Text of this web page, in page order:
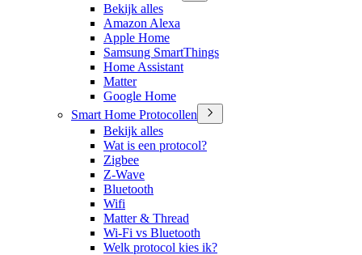
Bekijk alles
Amazon Alexa
Apple Home
Samsung SmartThings
Home Assistant
Matter
Google Home
Smart Home Protocollen
Bekijk alles
Wat is een protocol?
Zigbee
Z-Wave
Bluetooth
Wifi
Matter & Thread
Wi-Fi vs Bluetooth
Welk protocol kies ik?